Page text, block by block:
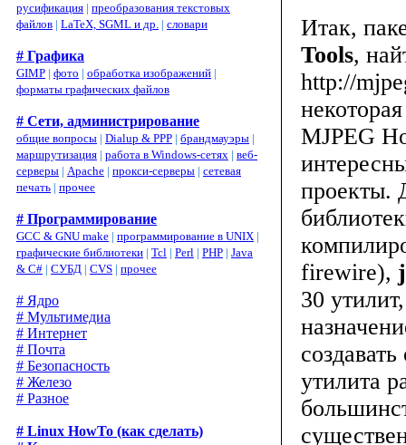
русификация | преобразования текстовых
файлов | LaTeX, SGML и др. | словари
# Графика
GIMP | фото | обработка изображений |
форматы графических файлов
# Сети, администрирование
общие вопросы | Dialup & PPP | брандмауэры |
маршрутизация | работа в Windows-сетях | веб-
серверы | Apache | прокси-серверы | сетевая
печать | прочее
# Программирование
GCC & GNU make | программирование в UNIX |
графические библиотеки | Tcl | Perl | PHP | Java
& C# | СУБД | CVS | прочее
# Ядро
# Мультимедиа
# Интернет
# Почта
# Безопасность
# Железо
# Разное
# Linux HowTo (как сделать)
Итак,
Tools,
http://
MJPEG
проекты.
firewire),
30
утилита